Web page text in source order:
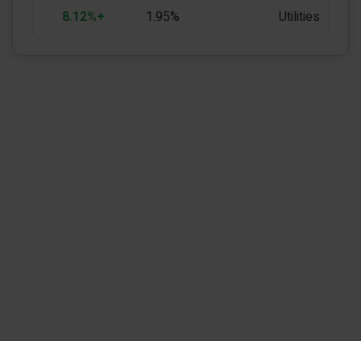
Utilities
1.95%
+8.12%